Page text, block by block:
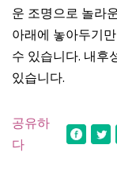
운 조명으로 놀라
아래에 놓아두기
수 있습니다. 내후
있습니다.
공유하
다